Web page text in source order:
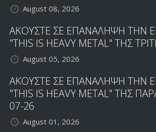
August 08, 2026
ΑΚΟΥΣΤΕ ΣΕ ΕΠΑΝΑΛΗΨΗ ΤΗΝ
"THIS IS HEAVY METAL" ΤΗΣ
August 05, 2026
ΑΚΟΥΣΤΕ ΣΕ ΕΠΑΝΑΛΗΨΗ ΤΗΝ
"THIS IS HEAVY METAL" ΤΗΣ
07-26
August 01, 2026